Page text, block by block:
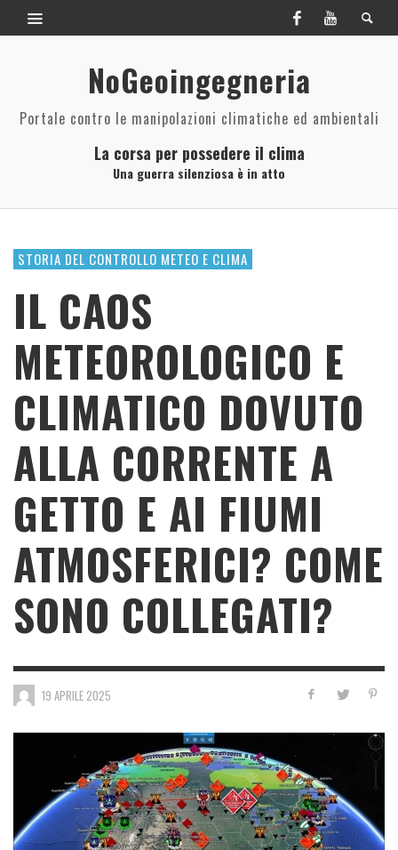
NoGeoingegneria
Portale contro le manipolazioni climatiche ed ambientali
La corsa per possedere il clima
Una guerra silenziosa è in atto
STORIA DEL CONTROLLO METEO E CLIMA
IL CAOS
METEOROLOGICO E
CLIMATICO DOVUTO
ALLA CORRENTE A
GETTO E AI FIUMI
ATMOSFERICI? COME
SONO COLLEGATI?
19 APRILE 2025